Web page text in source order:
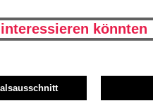
könnten